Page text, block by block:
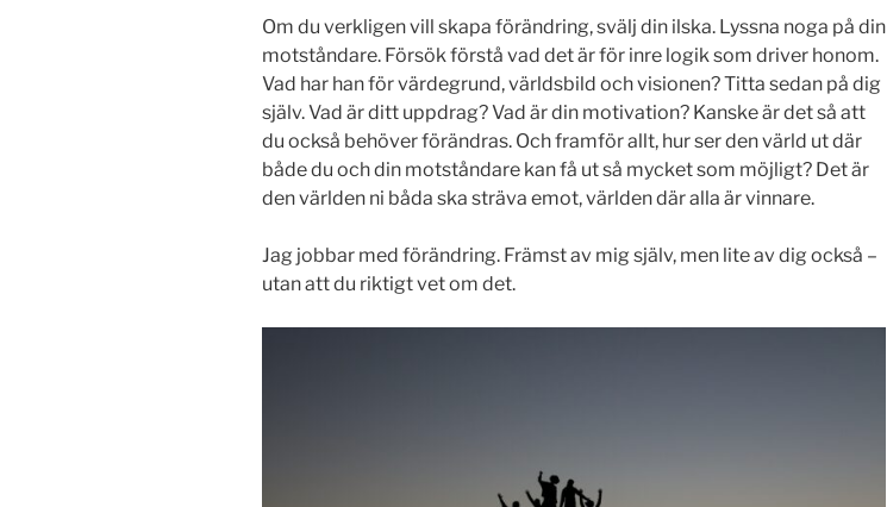
Om du verkligen vill skapa förändring, svälj din ilska. Lyssna noga på din
motståndare. Försök förstå vad det är för inre logik som driver honom.
Vad har han för värdegrund, världsbild och visionen? Titta sedan på dig
själv. Vad är ditt uppdrag? Vad är din motivation? Kanske är det så att
du också behöver förändras. Och framför allt, hur ser den värld ut där
både du och din motståndare kan få ut så mycket som möjligt? Det är
den världen ni båda ska sträva emot, världen där alla är vinnare.
Jag jobbar med förändring. Främst av mig själv, men lite av dig också –
utan att du riktigt vet om det.